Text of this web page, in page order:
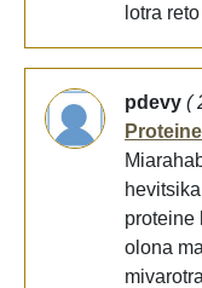
lotra
pdevy (
proteine
olona